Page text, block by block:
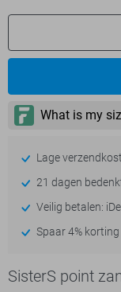
Lage
21 dagen
Veilig betalen:
Spaar 4%
SisterS point